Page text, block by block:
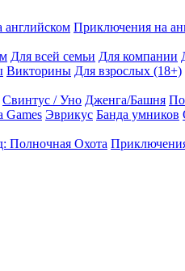
английском Приключения на
Для всей семьи Для компании
Викторины Для взрослых (18+)
Свинтус / Уно Дженга/Башня
Games Эврикус Банда умников
Полночная Охота